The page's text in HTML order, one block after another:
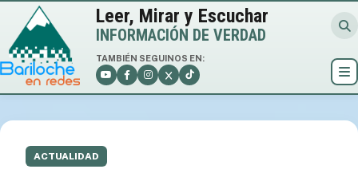
Leer, Mirar y Escuchar
INFORMACIÓN DE VERDAD
TAMBIÉN SEGUINOS EN:
ACTUALIDAD